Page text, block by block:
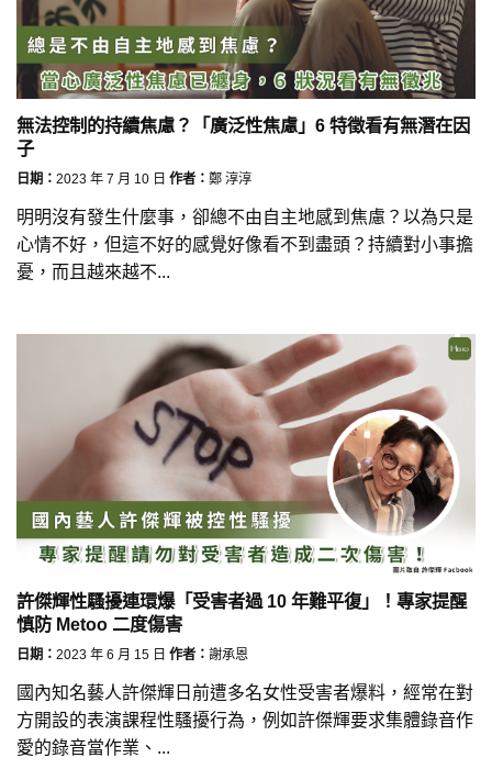
無法控制的持續焦慮？「廣泛性焦慮」6 特徵看有無潛在因
子
日期： 2023 年 7 月 10 日 作者： 鄭 淳淳
明明沒有發生什麼事，卻總不由自主地感到焦慮？以為只是
心情不好，但這不好的感覺好像看不到盡頭？持續對小事擔
憂，而且越來越不...
許傑輝性騷擾連環爆「受害者過 10 年難平復」！專家提醒
慎防 Metoo 二度傷害
日期： 2023 年 6 月 15 日 作者： 謝承恩
國內知名藝人許傑輝日前遭多名女性受害者爆料，經常在對
方開設的表演課程性騷擾行為，例如許傑輝要求集體錄音作
愛的錄音當作業、...